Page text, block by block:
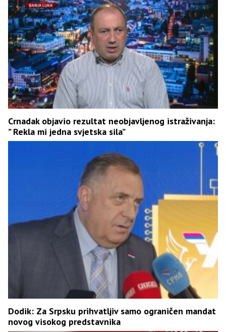
Crnadak objavio rezultat neobjavljenog istraživanja:
” Rekla mi jedna svjetska sila”
Dodik: Za Srpsku prihvatljiv samo ograničen mandat
novog visokog predstavnika